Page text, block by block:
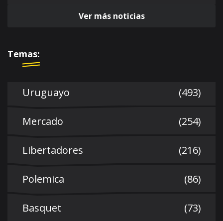
Ver más noticias
Temas:
Uruguayo (493)
Mercado (254)
Libertadores (216)
Polemica (86)
Basquet (73)